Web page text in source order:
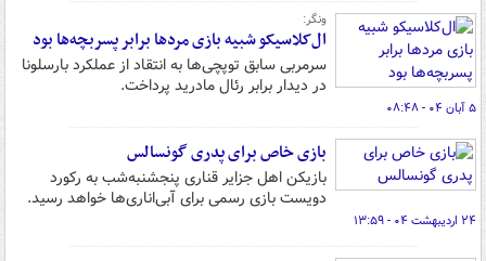
ونگر:
ال‌کلاسیکو شبیه بازی مردها برابر پسربچه‌ها بود
سرمربی سابق توپچی‌ها به انتقاد از عملکرد بارسلونا
در دیدار برابر رئال مادرید پرداخت.
۵ آبان ۰۴ - ۰۸:۴۸
بازی خاص برای پدری گونسالس
بازیکن اهل جزایر قناری پنجشنبه‌شب به رکورد
دویست بازی رسمی برای آبی‌اناری‌ها خواهد رسید.
۲۴ اردیبهشت ۰۴ - ۱۳:۵۹